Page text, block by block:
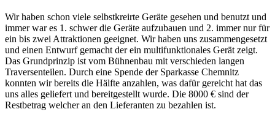
Wir haben schon viele selbstkreirte Geräte gesehen und benutzt und
immer war es 1. schwer die Geräte aufzubauen und 2. immer nur für
ein bis zwei Attraktionen geeignet. Wir haben uns zusammengesetzt
und einen Entwurf gemacht der ein multifunktionales Gerät zeigt.
Das Grundprinzip ist vom Bühnenbau mit verschieden langen
Traversenteilen. Durch eine Spende der Sparkasse Chemnitz
konnten wir bereits die Hälfte anzahlen, was dafür gereicht hat das
uns alles geliefert und bereitgestellt wurde. Die 8000 € sind der
Restbetrag welcher an den Lieferanten zu bezahlen ist.